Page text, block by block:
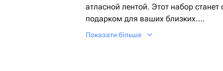
атласной лентой. Этот набор
подарком для ваших близких.
Показати більше